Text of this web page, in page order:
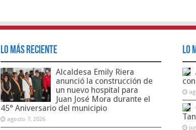
Lo Más Reciente
Alcaldesa Emily Riera
anunció la construcción de
un nuevo hospital para
Juan José Mora durante el
45° Aniversario del municipio
agosto 7, 2026
Lo